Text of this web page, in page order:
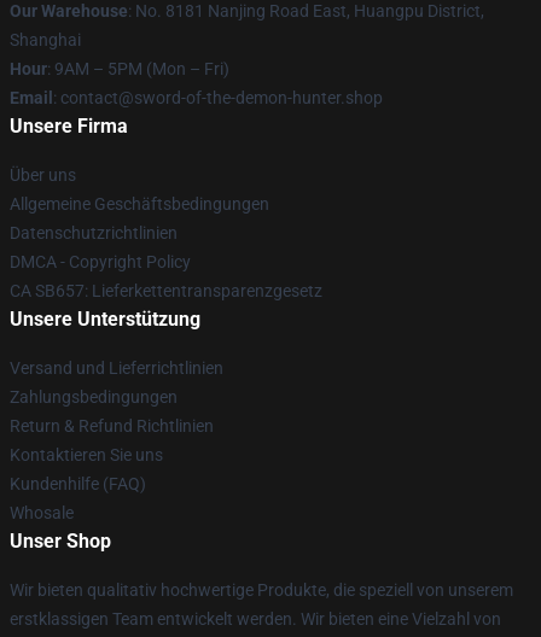
Our Warehouse: No. 8181 Nanjing Road East, Huangpu District,
Shanghai
Hour: 9AM – 5PM (Mon – Fri)
Email : contact@sword-of-the-demon-hunter.shop
Unsere Firma
Über uns
Allgemeine Geschäftsbedingungen
Datenschutzrichtlinien
DMCA - Copyright Policy
CA SB657: Lieferkettentransparenzgesetz
Unsere Unterstützung
Versand und Lieferrichtlinien
Zahlungsbedingungen
Return & Refund Richtlinien
Kontaktieren Sie uns
Kundenhilfe (FAQ)
Whosale
Unser Shop
Wir bieten qualitativ hochwertige Produkte, die speziell von unserem
erstklassigen Team entwickelt werden. Wir bieten eine Vielzahl von